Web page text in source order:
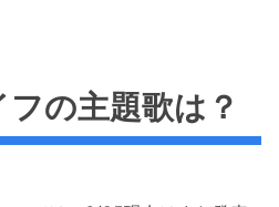
の主題歌は？